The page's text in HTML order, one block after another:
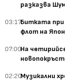
разказва
03:17Битката при
флот на
07:00На
02:20Музикални